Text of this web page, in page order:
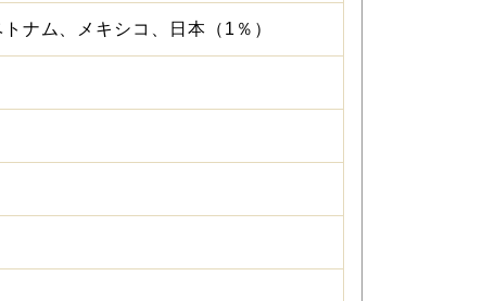
ナム、メキシコ、日本（1％）